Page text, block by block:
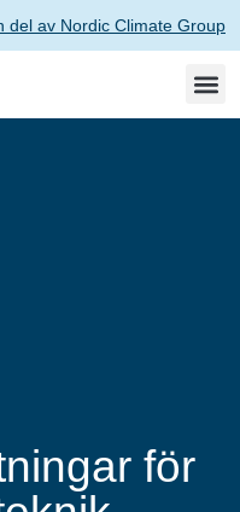
del av Nordic Climate Group
för